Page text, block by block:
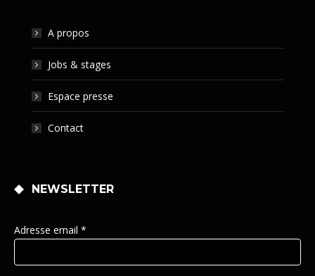
A propos
Jobs & stages
Espace presse
Contact
NEWSLETTER
Adresse email *